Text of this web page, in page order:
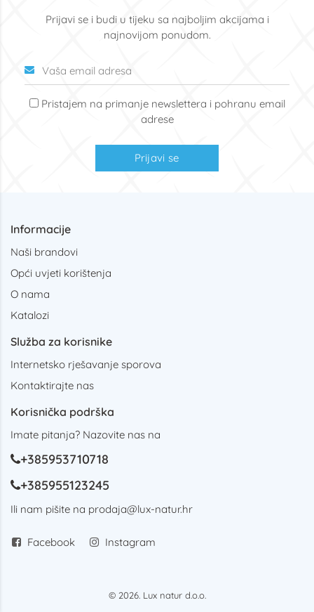
Prijavi se i budi u tijeku sa najboljim akcijama i
najnovijom ponudom.
Pristajem na primanje newslettera i pohranu email
adrese
Prijavi se
Informacije
Naši brandovi
Opći uvjeti korištenja
O nama
Katalozi
Služba za korisnike
Internetsko rješavanje sporova
Kontaktirajte nas
Korisnička podrška
Imate pitanja? Nazovite nas na
+385953710718
+385955123245
Ili nam pišite na prodaja@lux-natur.hr
Facebook Instagram
© 2026. Lux natur d.o.o.